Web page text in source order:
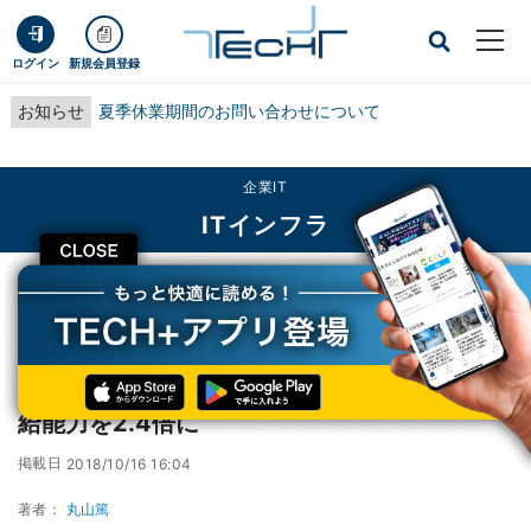
ログイン 新規会員登録
お知らせ 夏季休業期間のお問い合わせについて
CLOSE
企業IT
ITインフラ
TECH+ 企業IT
ITインフラ
NTT Com、英に8番目のデータセンター - 供給能力を2.4倍に
NTT Com、英に8番目のデータセンター - 供
給能力を2.4倍に
掲載日 2018/10/16 16:04
著者： 丸山篤